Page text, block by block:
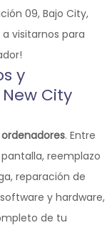
09, Bajo City,
a visitarnos para
y
City
. Entre
reemplazo
reparación de
y hardware,
de tu